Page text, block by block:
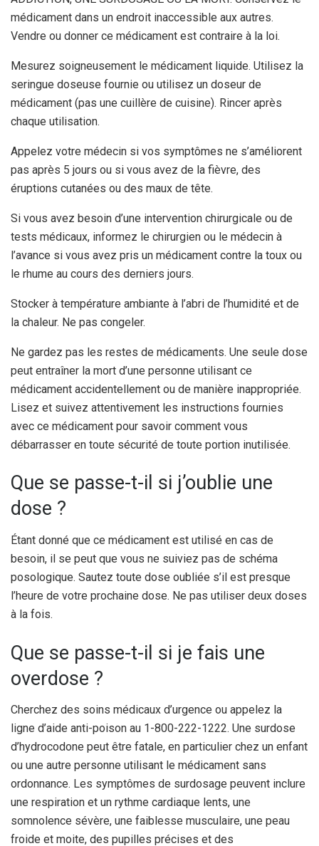
médicament dans un endroit inaccessible aux autres.
Vendre ou donner ce médicament est contraire à la loi.
Mesurez soigneusement le médicament liquide. Utilisez la
seringue doseuse fournie ou utilisez un doseur de
médicament (pas une cuillère de cuisine). Rincer après
chaque utilisation.
Appelez votre médecin si vos symptômes ne s’améliorent
pas après 5 jours ou si vous avez de la fièvre, des
éruptions cutanées ou des maux de tête.
Si vous avez besoin d’une intervention chirurgicale ou de
tests médicaux, informez le chirurgien ou le médecin à
l’avance si vous avez pris un médicament contre la toux ou
le rhume au cours des derniers jours.
Stocker à température ambiante à l’abri de l’humidité et de
la chaleur. Ne pas congeler.
Ne gardez pas les restes de médicaments. Une seule dose
peut entraîner la mort d’une personne utilisant ce
médicament accidentellement ou de manière inappropriée.
Lisez et suivez attentivement les instructions fournies
avec ce médicament pour savoir comment vous
débarrasser en toute sécurité de toute portion inutilisée.
Que se passe-t-il si j’oublie une
dose ?
Étant donné que ce médicament est utilisé en cas de
besoin, il se peut que vous ne suiviez pas de schéma
posologique. Sautez toute dose oubliée s’il est presque
l’heure de votre prochaine dose. Ne pas utiliser deux doses
à la fois.
Que se passe-t-il si je fais une
overdose ?
Cherchez des soins médicaux d’urgence ou appelez la
ligne d’aide anti-poison au 1-800-222-1222. Une surdose
d’hydrocodone peut être fatale, en particulier chez un enfant
ou une autre personne utilisant le médicament sans
ordonnance. Les symptômes de surdosage peuvent inclure
une respiration et un rythme cardiaque lents, une
somnolence sévère, une faiblesse musculaire, une peau
froide et moite, des pupilles précises et des